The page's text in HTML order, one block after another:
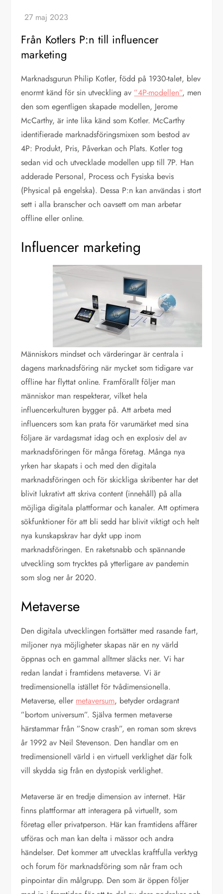
Från Kotlers P:n till influencer
marketing
Marknadsgurun Philip Kotler, född på 1930-talet, blev
enormt känd för sin utveckling av ”4P-modellen”, men
den som egentligen skapade modellen, Jerome
McCarthy, är inte lika känd som Kotler. McCarthy
identifierade marknadsföringsmixen som bestod av
4P: Produkt, Pris, Påverkan och Plats. Kotler tog
sedan vid och utvecklade modellen upp till 7P. Han
adderade Personal, Process och Fysiska bevis
(Physical på engelska). Dessa P:n kan användas i stort
sett i alla branscher och oavsett om man arbetar
offline eller online.
Influencer marketing
Människors mindset och värderingar är centrala i
dagens marknadsföring när mycket som tidigare var
offline har flyttat online. Framförallt följer man
människor man respekterar, vilket hela
influencerkulturen bygger på. Att arbeta med
influencers som kan prata för varumärket med sina
följare är vardagsmat idag och en explosiv del av
marknadsföringen för många företag. Många nya
yrken har skapats i och med den digitala
marknadsföringen och för skickliga skribenter har det
blivit lukrativt att skriva content (innehåll) på alla
möjliga digitala plattformar och kanaler. Att optimera
sökfunktioner för att bli sedd har blivit viktigt och helt
nya kunskapskrav har dykt upp inom
marknadsföringen. En raketsnabb och spännande
utveckling som trycktes på ytterligare av pandemin
som slog ner år 2020.
Metaverse
Den digitala utvecklingen fortsätter med rasande fart,
miljoner nya möjligheter skapas när en ny värld
öppnas och en gammal alltmer släcks ner. Vi har
redan landat i framtidens metaverse. Vi är
tredimensionella istället för tvådimensionella.
Metaverse, eller metaversum, betyder ordagrant
”bortom universum”. Själva termen metaverse
härstammar från ”Snow crash”, en roman som skrevs
år 1992 av Neil Stevenson. Den handlar om en
tredimensionell värld i en virtuell verklighet där folk
vill skydda sig från en dystopisk verklighet.
Metaverse är en tredje dimension av internet. Här
finns plattformar att interagera på virtuellt, som
företag eller privatperson. Här kan framtidens affärer
utföras och man kan delta i mässor och andra
händelser. Det kommer att utvecklas kraftfulla verktyg
och forum för marknadsföring som når fram och
pinpointar din målgrupp. Den som är öppen följer